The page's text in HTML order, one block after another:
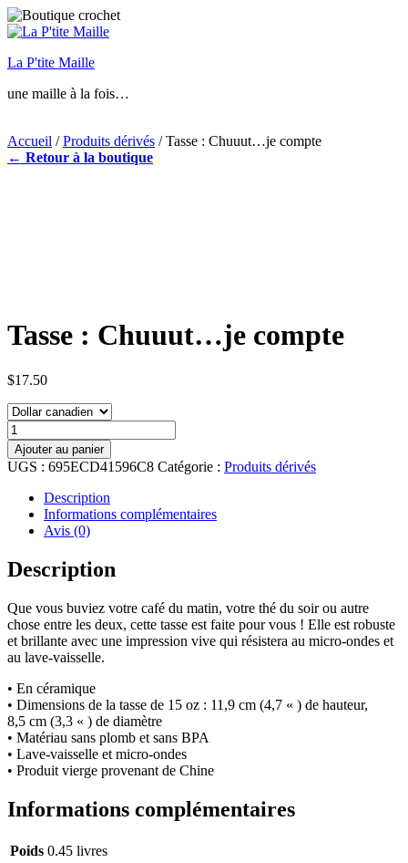
Aller
au
principal
La P'tite Maille
une maille à la fois…
Accueil /Produits dérivés / Tasse : Chuuut…je compte
← Retour à la boutique
Tasse : Chuuut…je compte
$17.50
quantité
de
Tasse
Chuuut...je
compte
Ajouter au panier
UGS : 695ECD41596C8 Catégorie : Produits dérivés
Description
Informations complémentaires
Avis (0)
Description
Que vous buviez votre café du matin, votre thé du soir ou autre
chose entre les deux, cette tasse est faite pour vous ! Elle est robuste
et brillante avec une impression vive qui résistera au micro-ondes et
au lave-vaisselle.
• En céramique
• Dimensions de la tasse de 15 oz : 11,9 cm (4,7 « ) de hauteur,
8,5 cm (3,3 « ) de diamètre
• Matériau sans plomb et sans BPA
• Lave-vaisselle et micro-ondes
• Produit vierge provenant de Chine
Informations complémentaires
Poids 0.45 livres